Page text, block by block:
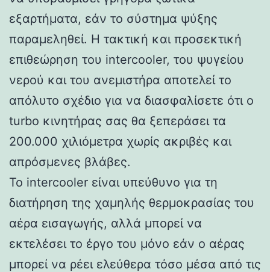
εξαρτήματα, εάν το σύστημα ψύξης
παραμεληθεί. Η τακτική και προσεκτική
επιθεώρηση του intercooler, του ψυγείου
νερού και του ανεμιστήρα αποτελεί το
απόλυτο σχέδιο για να διασφαλίσετε ότι ο
turbo κινητήρας σας θα ξεπεράσει τα
200.000 χιλιόμετρα χωρίς ακριβές και
απρόσμενες βλάβες.
Το intercooler είναι υπεύθυνο για τη
διατήρηση της χαμηλής θερμοκρασίας του
αέρα εισαγωγής, αλλά μπορεί να
εκτελέσει το έργο του μόνο εάν ο αέρας
μπορεί να ρέει ελεύθερα τόσο μέσα από τις